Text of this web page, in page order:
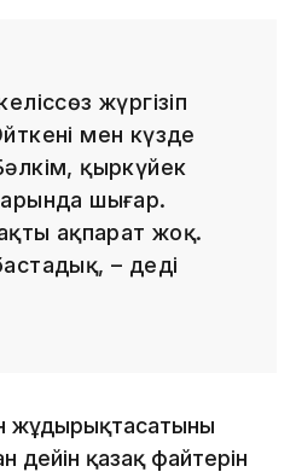
жүргізіп
мен күзде
қыркүйек
шығар.
ақпарат жоқ.
– деді
жұдырықтасатыны
дейін қазақ файтерін